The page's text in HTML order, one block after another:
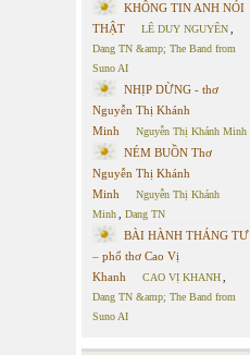
KHÔNG TIN ANH NÓI
THẬT
LÊ DUY NGUYÊN
Dang TN &amp; The Band from
Suno AI
NHỊP DỪNG - thơ
Nguyễn Thị Khánh
Minh
Nguyễn Thị Khánh Minh
NÉM BUỒN Thơ
Nguyễn Thị Khánh
Minh
Nguyễn Thị Khánh
Minh
Dang TN
BÀI HÀNH THÁNG TƯ
– phổ thơ Cao Vị
Khanh
CAO VỊ KHANH
Dang TN &amp; The Band from
Suno AI